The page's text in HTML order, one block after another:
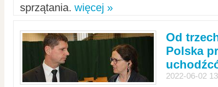
sprzątania. więcej »
Od
Polska
2022-06-02